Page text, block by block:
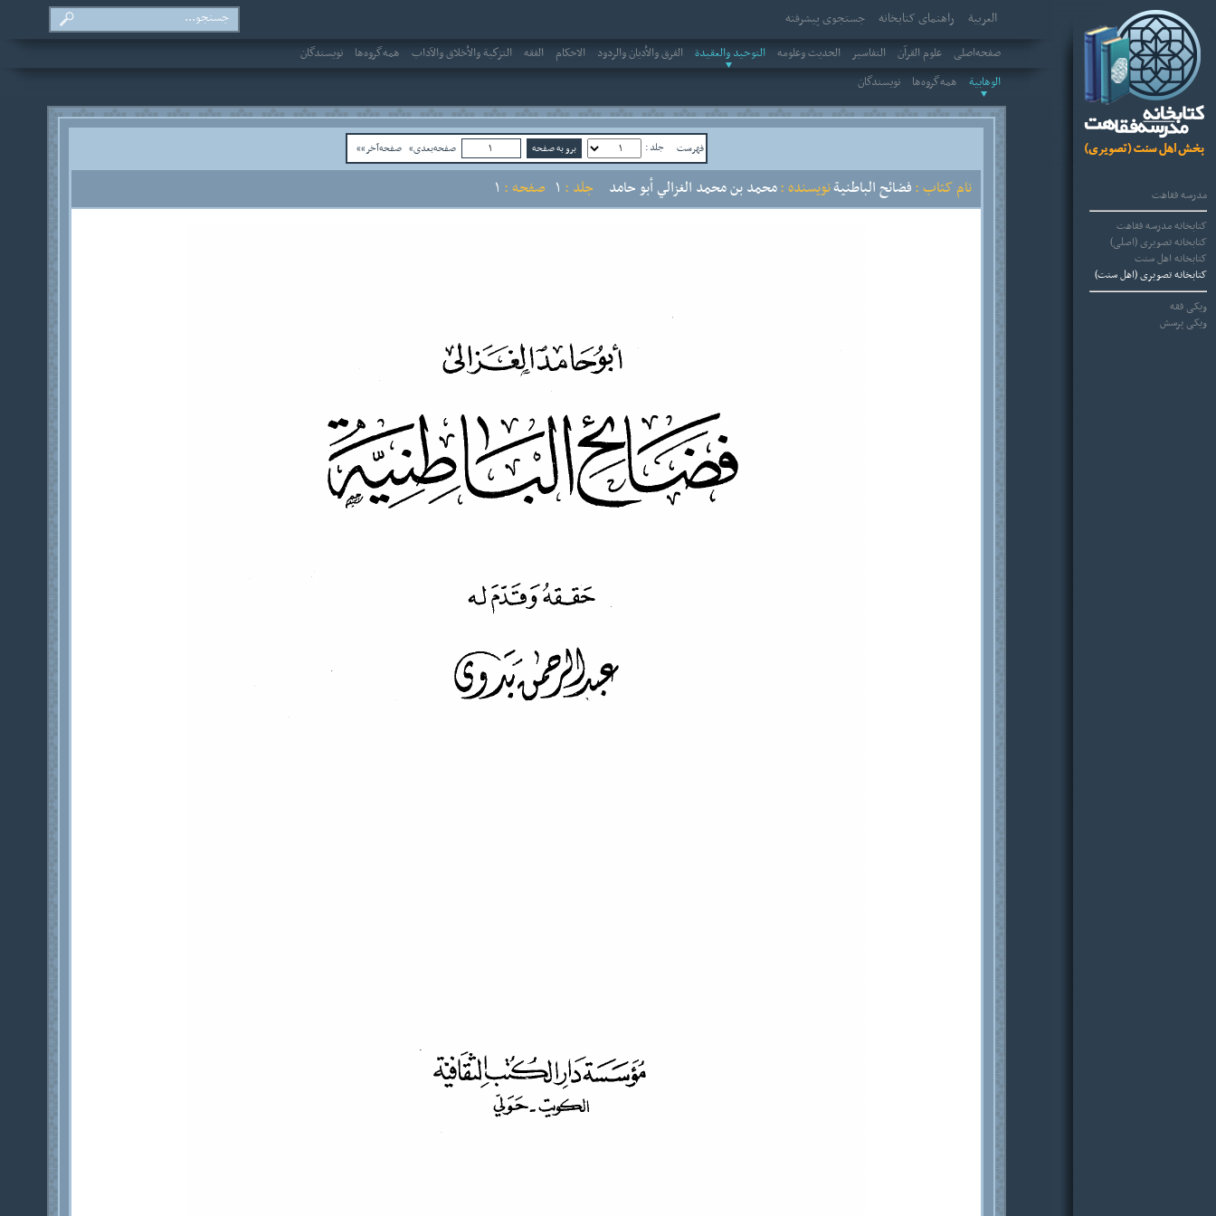
مدرسه فقاهت
کتابخانه مدرسه فقاهت
کتابخانه تصویری (اصلی)
کتابخانه اهل سنت
کتابخانه تصویری (اهل سنت)
ویکی فقه
ویکی پرسش
العربیة راهنمای کتابخانه
جستجوی پیشرفته
صفحه‌اصلی علوم القرآن التفاسير الحديث وعلومه التوحيد والعقيدة الفرق والأديان والردود الاحکام الفقه التزكية والأخلاق والآداب همه‌گروه‌ها
نویسندگان
الوهابية
همه‌گروه‌ها نویسندگان
فهرست جلد : صفحه‌بعدی» صفحه‌آخر»»
نام کتاب :فضائح الباطنيةنویسنده :محمد بن محمد الغزالي أبو حامد جلد : صفحه :